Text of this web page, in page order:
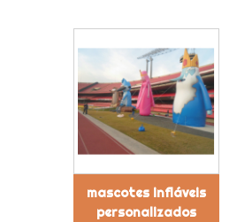
mascotes infláveis
personalizados